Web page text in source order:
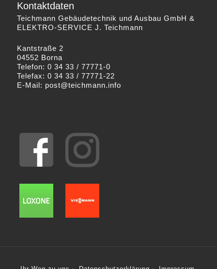
Kontaktdaten
Teichmann Gebäudetechnik und Ausbau GmbH &
ELEKTRO-SERVICE J. Teichmann
Kantstraße 2
04552 Borna
Telefon: 0 34 33 / 77771-0
Telefax: 0 34 33 / 77771-22
E-Mail: post@teichmann.info